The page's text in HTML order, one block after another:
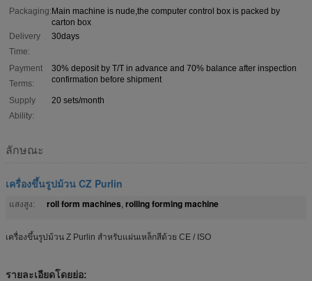
Packaging:Main machine is nude,the computer control box is packed by
carton box
Delivery
Time:
30days
Payment
Terms:
30% deposit by T/T in advance and 70% balance after inspection
confirmation before shipment
Supply
Ability:
20 sets/month
ลักษณะ
เครื่องขึ้นรูปม้วน CZ Purlin
แสงสูง: roll form machines, rolling forming machine
เครื่องขึ้นรูปม้วน Z Purlin สำหรับแผ่นเหล็กสีด้วย CE / ISO
รายละเอียดโดยย่อ: